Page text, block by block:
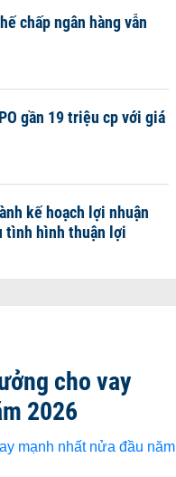
chấp ngân hàng vẫn
gần 19 triệu cp với giá
kế hoạch lợi nhuận
tình hình thuận lợi
cho vay
2026